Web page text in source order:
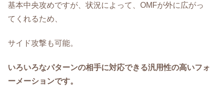
基本中央攻めですが、状況によって、OMFが外に広がっ
てくれるため、
サイド攻撃も可能。
いろいろなパターンの相手に対応できる汎用性の高いフォ
ーメーションです。